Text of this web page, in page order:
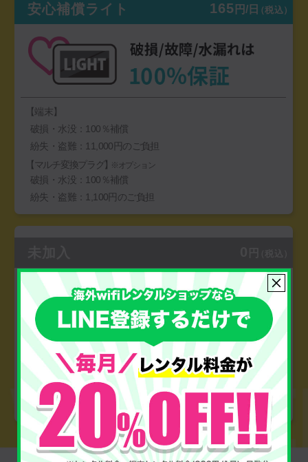
安心補償ライト 165 円/日（税込）
【端末】
破損・水没：100％補償
紛失・盗難：11,000円のご負担
【マルチ変換プラグ】※オプション
破損・水没：100％補償
紛失・盗難：1,100円のご負担
【端末】
損害金：22,000円のご負担
【マルチ変換プラグ】※オプション
損害金：2,200円のご負担